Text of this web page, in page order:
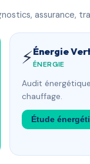
assurance,
⚡Énergie
ÉNERGIE
Audit
chauffage.
Étude